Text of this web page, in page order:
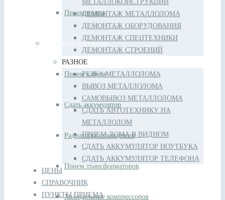
Прием цинка
Изделия с цветметом
Прием кабеля
Сдать аккумулятор
Радиаторы охлаждения
Прием трансформаторов
Холодильные компрессоров
МЕТАЛЛОКОНСТРУКЦИЙ
ДЕМОНТАЖ МЕТАЛЛОЛОМА
ДЕМОНТАЖ ОБОРУДОВАНИЯ
ДЕМОНТАЖ СПЕЦТЕХНИКИ
ДЕМОНТАЖ СТРОЕНИЙ
РАЗНОЕ
РЕЗКА МЕТАЛЛОЛОМА
ВЫВОЗ МЕТАЛЛОЛОМА
САМОВЫВОЗ МЕТАЛЛОЛОМА
СДАТЬ АВТОТЕХНИКУ НА
МЕТАЛЛОЛОМ
ПРИЕМ ЛОМА В ВИДНОМ
СДАТЬ АККУМУЛЯТОР НОУТБУКА
СДАТЬ АККУМУЛЯТОР ТЕЛЕФОНА
ЦЕНЫ
СПРАВОЧНИК
ПУНКТЫ ПРИЕМА